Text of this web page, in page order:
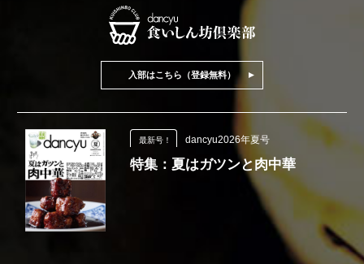
入部はこちら（登録無料）
最新号！ dancyu2026年夏号
特集：夏はガツンと肉中華